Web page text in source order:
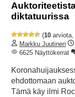
diktatuurissa
(10
Markku Juutinen
6625 Näyttökerrat
ehdottomaan
Tämä käy ilmi